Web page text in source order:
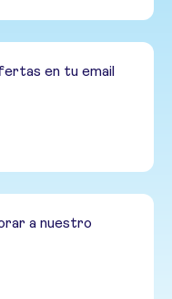
en tu email
a nuestro